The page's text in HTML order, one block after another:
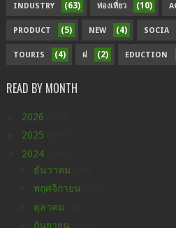
INDUSTRY (63) ท่องเที่ยว (10)
PRODUCT (5) NEW (4) SOCIA
TOURIS (4) ฝ (2) EDUCTION
READ BY MONTH
2026
2025
2024
ธันวาคม
พฤศจิกายน
ตุลาคม
กันยายน